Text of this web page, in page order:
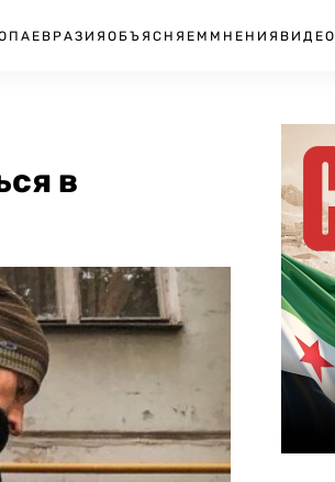
ЕВРАЗИЯ ОБЪЯСНЯЕМ МНЕНИЯ ВИДЕО
в